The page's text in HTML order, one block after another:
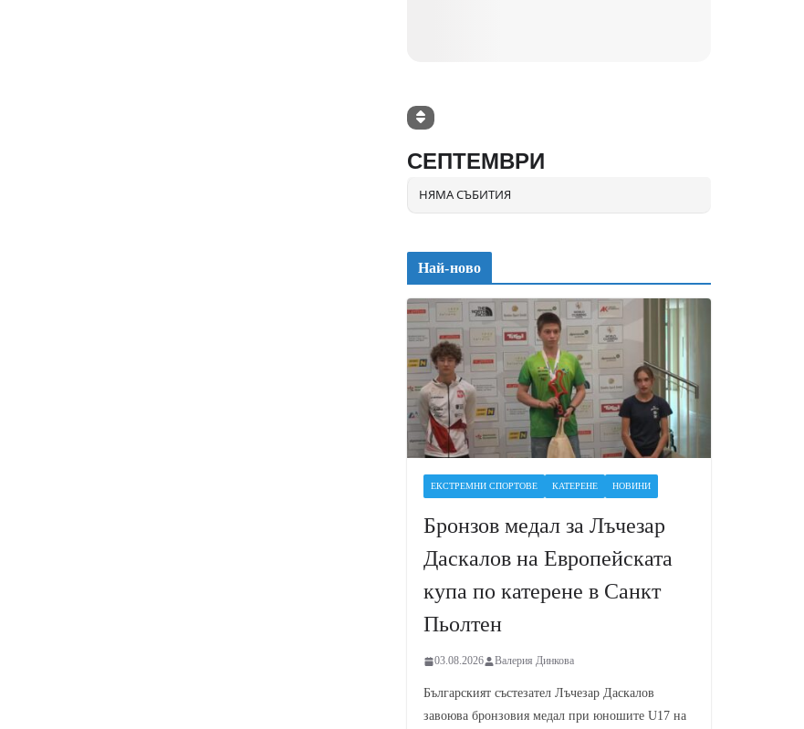
СЕПТЕМВРИ
НЯМА СЪБИТИЯ
Най-ново
ЕКСТРЕМНИ СПОРТОВЕ КАТЕРЕНЕ НОВИНИ
Бронзов медал за Лъчезар
Даскалов на Европейската
купа по катерене в Санкт
Пьолтен
03.08.2026 Валерия Динкова
Българският състезател Лъчезар Даскалов
завоюва бронзовия медал при юношите U17 на